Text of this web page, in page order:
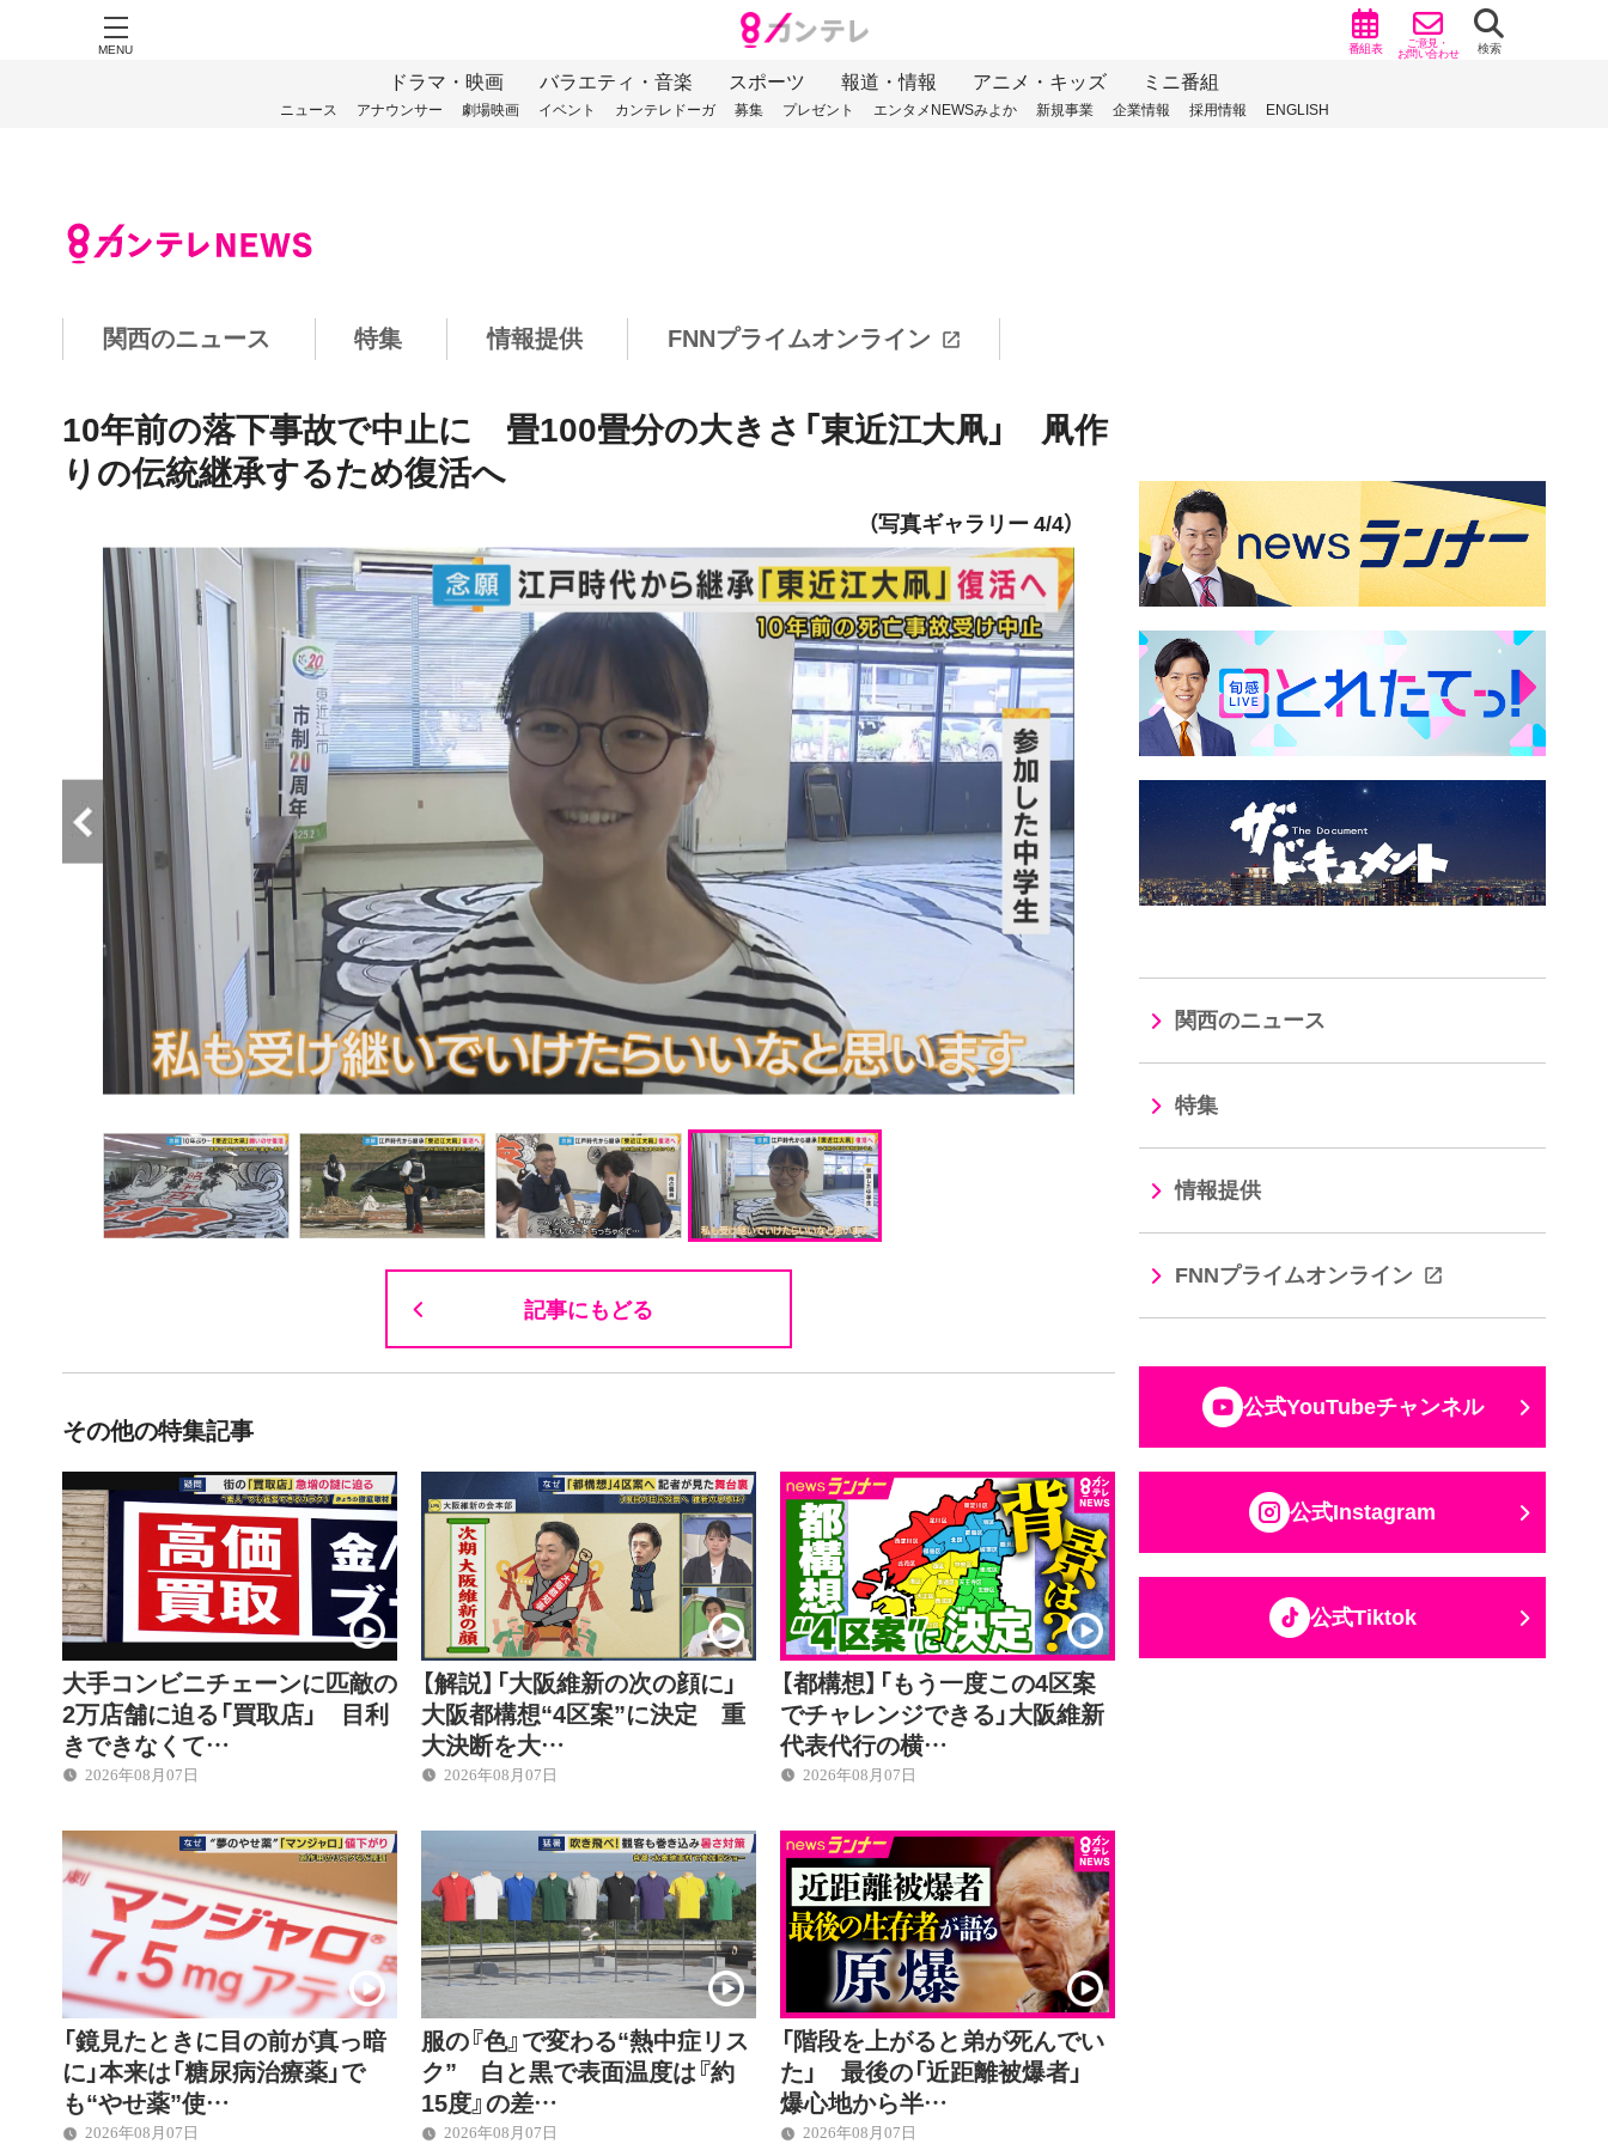
MENU 番組表 ご意見・
お問い合わせ 検索
ドラマ・映画 バラエティ・音楽 スポーツ 報道・情報 アニメ・キッズ ミニ番組
ニュース アナウンサー 劇場映画 イベント カンテレドーガ 募集 プレゼント エンタメNEWSみよか 新規事業 企業情報 採用情報 ENGLISH
関西のニュース 特集 情報提供 FNNプライムオンライン
10年前の落下事故で中止に 畳100畳分の大きさ「東近江大凧」 凧作
りの伝統継承するため復活へ
（写真ギャラリー 4/4）
記事にもどる
その他の特集記事
大手コンビニチェーンに匹敵の
2万店舗に迫る「買取店」 目利
きできなくて…
2026年08月07日
【解説】「大阪維新の次の顔に」
大阪都構想“4区案”に決定 重
大決断を大…
2026年08月07日
【都構想】「もう一度この4区案
でチャレンジできる」大阪維新
代表代行の横…
2026年08月07日
「鏡見たときに目の前が真っ暗
に」本来は「糖尿病治療薬」で
も“やせ薬”使…
2026年08月07日
服の『色』で変わる“熱中症リス
ク” 白と黒で表面温度は『約
15度』の差…
2026年08月07日
「階段を上がると弟が死んでい
た」 最後の「近距離被爆者」
爆心地から半…
2026年08月07日
関西のニュース
特集
情報提供
FNNプライムオンライン
公式YouTubeチャンネル
公式Instagram
公式Tiktok